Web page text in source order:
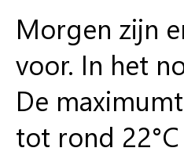
Morgen zijn
voor. In het
De
tot rond